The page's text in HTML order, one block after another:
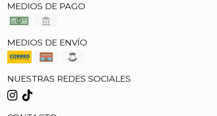
MEDIOS DE PAGO
MEDIOS DE ENVÍO
NUESTRAS REDES SOCIALES